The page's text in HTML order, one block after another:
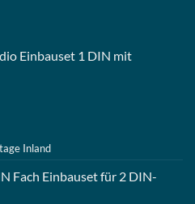
Einbauset 1 DIN mit
Inland
Fach Einbauset für 2 DIN-